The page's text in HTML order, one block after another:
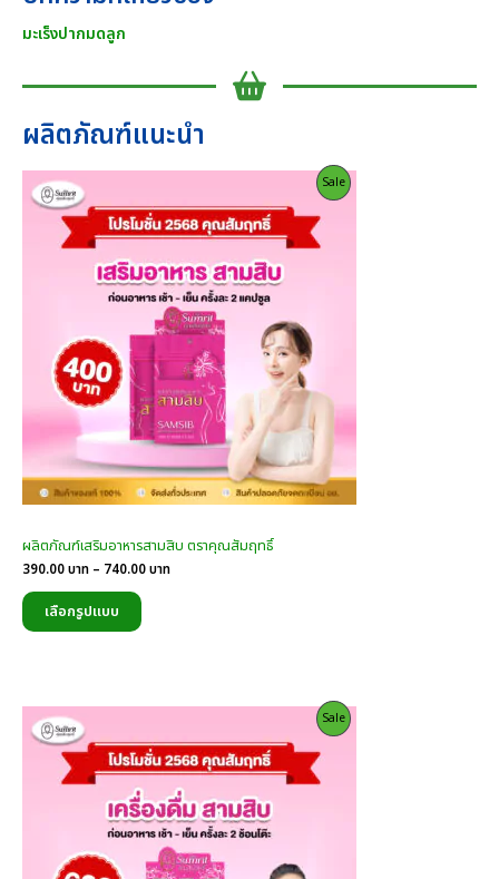
มะเร็งปากมดลูก
ผลิตภัณฑ์แนะนำ
SaleProduct
ผลิตภัณฑ์เสริมอาหารสามสิบ ตราคุณสัมฤทธิ์
390.00บาท – 740.00บาทPrice
เลือกรูปแบบ
SaleProduct